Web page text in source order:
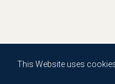
This Website uses
Copyright © 2020,